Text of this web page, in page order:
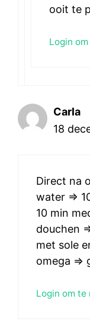
ooit te
Login
Carla
18
Direct na
water =>
10 min
douchen
met sole
omega
Login om te